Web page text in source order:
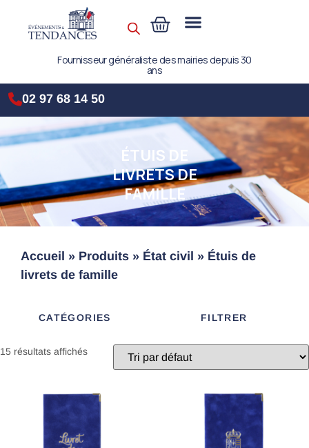
Fournisseur généraliste des mairies depuis 30
ans
02 97 68 14 50
ÉTUIS DE
LIVRETS DE
FAMILLE
Accueil » Produits » État civil » Étuis de
livrets de famille
CATÉGORIES FILTRER
15 résultats affichés